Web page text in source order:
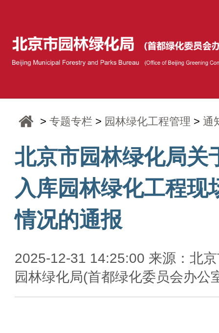
>专题专栏 > 园林绿化工程管理 >通
北京市园林绿化局关
入库园林绿化工程现
情况的通报
2025-12-31 14:25:00 来源：北
园林绿化局(首都绿化委员会办公